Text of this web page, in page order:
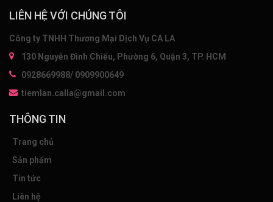
LIÊN HỆ VỚI CHÚNG TÔI
Công ty TNHH Thương Mại Dịch Vụ CA LA
130 Nguyễn Đình Chiểu, Phường 6, Quận 3, TP. HCM
0928669988/ 0909900649
tiemlan.calla@gmail.com
THÔNG TIN
Trang chủ
Sản phẩm
Tin tức
Liên hệ